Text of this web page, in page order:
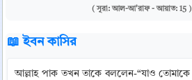
( সূরা: আল-আ'রাফ - আয়াত: 15 )
📖 ইবন কাসির
আল্লাহ পাক তখন তাকে বললেন-“যাও